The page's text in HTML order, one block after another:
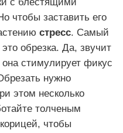
чтобы заставить его
стресс. Самый
обрезка. Да, звучит
стимулирует фикус
нужно
этом несколько
толченым
чтобы